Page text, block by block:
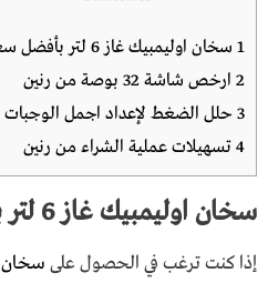
1 سخان اوليمبيك غاز 6 لتر بأفضل سعر
2 ارخص شاشة 32 بوصة من رنين
3 حلل الضغط لإعداد اجمل الوجبات
4تسهيلات عملية الشراء من رنين
سخان اوليمبيك غاز 6 لتر بأفضل سعر
إذا كنت ترغب في الحصول على سخان